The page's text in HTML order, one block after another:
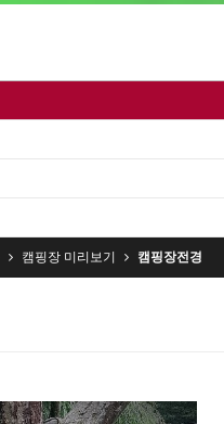
캠핑장 미리보기 캠핑장전경